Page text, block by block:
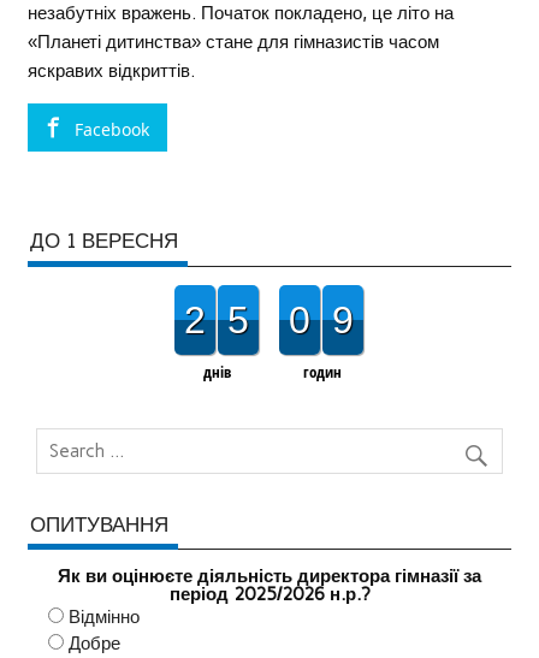
незабутніх вражень. Початок покладено, це літо на
«Планеті дитинства» стане для гімназистів часом
яскравих відкриттів.
Facebook
ДО 1 ВЕРЕСНЯ
2 5
днів
0 9
годин
ОПИТУВАННЯ
Як ви оцінюєте діяльність директора гімназії за
період 2025/2026 н.р.?
Відмінно
Добре